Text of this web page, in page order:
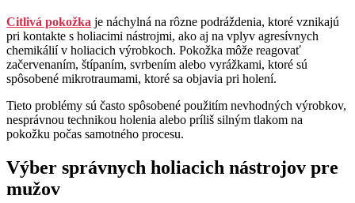
Citlivá pokožka je náchylná na rôzne podráždenia, ktoré vznikajú
pri kontakte s holiacimi nástrojmi, ako aj na vplyv agresívnych
chemikálií v holiacich výrobkoch. Pokožka môže reagovať
začervenaním, štípaním, svrbením alebo vyrážkami, ktoré sú
spôsobené mikrotraumami, ktoré sa objavia pri holení.
Tieto problémy sú často spôsobené použitím nevhodných výrobkov,
nesprávnou technikou holenia alebo príliš silným tlakom na
pokožku počas samotného procesu.
Výber správnych holiacich nástrojov pre
mužov